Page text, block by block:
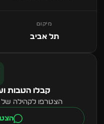
מיקום
תל אביב
קבלו הטבות
הצטרפו לקהילה של